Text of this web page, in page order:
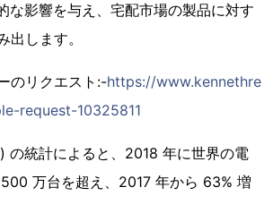
な影響を与え、宅配市場の製品に対す
出します。
のリクエスト:-https://www.kennethre
request-10325811
の統計によると、2018 年に世界の電
万台を超え、2017 年から 63% 増